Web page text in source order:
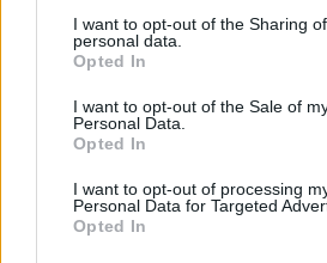
I want to opt-out of the Sharing
personal data.
Opted In
I want to opt-out of the Sale of
Personal Data.
Opted In
I want to opt-out of processing
Personal Data for Targeted
Opted In
Zelený balíček do škol?
Koncem října pořádalo Regionální
střední a východní Evropu (REC)1 v
ministerstva životního prostředí a
balíčku” v České republice. Zelený balíček
polské, maďarské a bulharské variantě
současnosti se připravuje verze pro